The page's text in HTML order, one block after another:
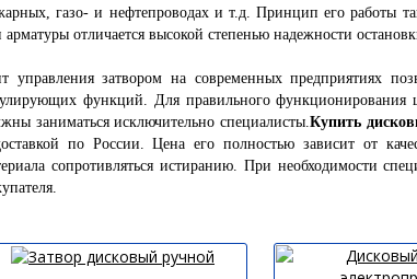
газо- и нефтепроводах и т.д. Принцип его работы
арматуры отличается высокой степенью надежности
управления затвором на современных предприятиях
функций. Для правильного
заниматься исключительно специалисты.Купить
по России. Цена его полностью зависит от
сопротивляться истиранию. При необходимости